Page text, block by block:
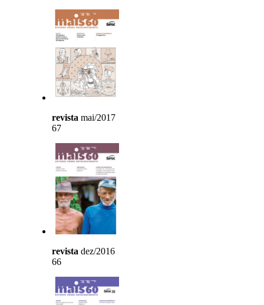
revista mai/2017
67
revista dez/2016
66